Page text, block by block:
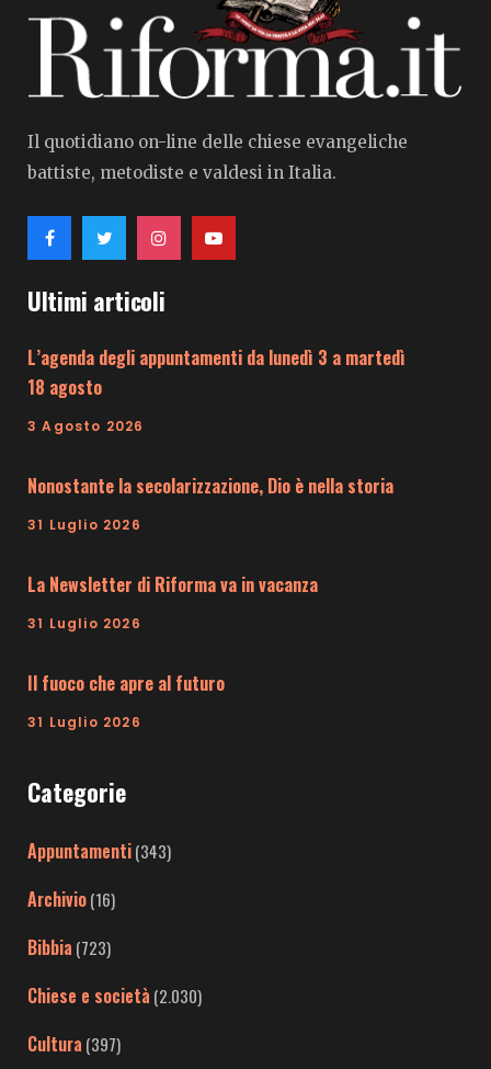
Il quotidiano on-line delle chiese evangeliche
battiste, metodiste e valdesi in Italia.
Ultimi articoli
L’agenda degli appuntamenti da lunedì 3 a martedì
18 agosto
3 Agosto 2026
Nonostante la secolarizzazione, Dio è nella storia
31 Luglio 2026
La Newsletter di Riforma va in vacanza
31 Luglio 2026
Il fuoco che apre al futuro
31 Luglio 2026
Categorie
Appuntamenti(343)
Archivio(16)
Bibbia (723)
Chiese e società (2.030)
Cultura (397)